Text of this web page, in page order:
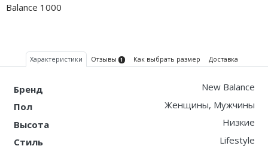
Balance 1000
Характеристики Отзывы 1 Как выбрать размер Доставка
Бренд
New Balance
Пол
Женщины, Мужчины
Высота
Низкие
Стиль
Lifestyle
Nike Uptempo